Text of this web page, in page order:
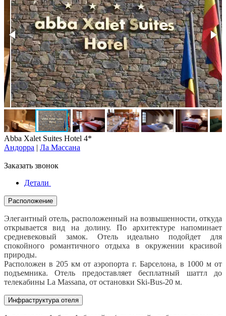
Abba Xalet Suites Hotel 4*
Андорра | Ла Массана
Заказать звонок
Детали
Расположение
Элегантный отель, расположенный на возвышенности, откуда
открывается вид на долину. По архитектуре напоминает
средневековый замок. Отель идеально подойдет для
спокойного романтичного отдыха в окружении красивой
природы.
Расположен в 205 км от аэропорта г. Барселона, в 1000 м от
подъемника. Отель предоставляет бесплатный шаттл до
телекабины La Massana, от остановки Ski-Bus-20 м.
Инфраструктура отеля